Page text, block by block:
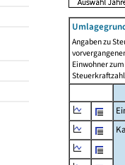
Angaben zu
Einwohner